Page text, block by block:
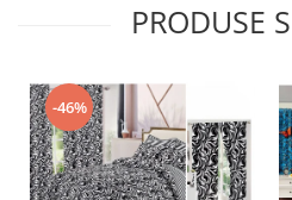
PRODUSE
-46%